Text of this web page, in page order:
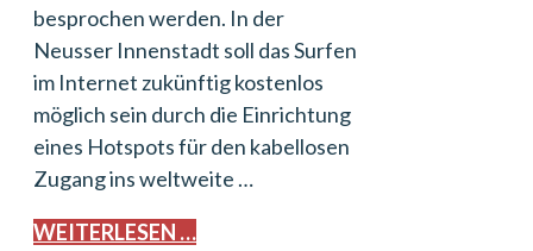
besprochen werden. In der
Neusser Innenstadt soll das Surfen
im Internet zukünftig kostenlos
möglich sein durch die Einrichtung
eines Hotspots für den kabellosen
Zugang ins weltweite …
WEITERLESEN …